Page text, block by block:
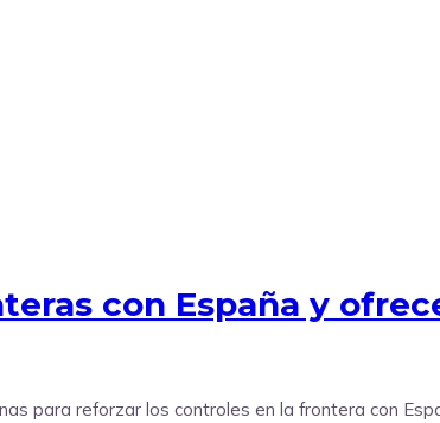
con España y
para reforzar los controles en la frontera con